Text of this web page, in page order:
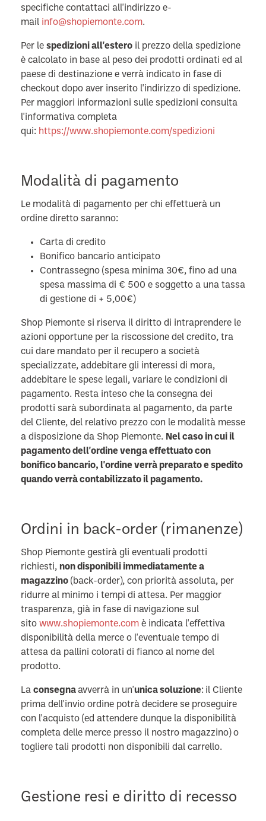
specifiche contattaci all'indirizzo e-
mail info@shopiemonte.com.
Per le spedizioni all'estero il prezzo della spedizione
è calcolato in base al peso dei prodotti ordinati ed al
paese di destinazione e verrà indicato in fase di
checkout dopo aver inserito l'indirizzo di spedizione.
Per maggiori informazioni sulle spedizioni consulta
l'informativa completa
qui: https://www.shopiemonte.com/spedizioni
Modalità di pagamento
Le modalità di pagamento per chi effettuerà un
ordine diretto saranno:
Carta di credito
Bonifico bancario anticipato
Contrassegno (spesa minima 30€, fino ad una
spesa massima di € 500 e soggetto a una tassa
di gestione di + 5,00€)
Shop Piemonte si riserva il diritto di intraprendere le
azioni opportune per la riscossione del credito, tra
cui dare mandato per il recupero a società
specializzate, addebitare gli interessi di mora,
addebitare le spese legali, variare le condizioni di
pagamento. Resta inteso che la consegna dei
prodotti sarà subordinata al pagamento, da parte
del Cliente, del relativo prezzo con le modalità messe
a disposizione da Shop Piemonte. Nel caso in cui il
pagamento dell'ordine venga effettuato con
bonifico bancario, l'ordine verrà preparato e spedito
quando verrà contabilizzato il pagamento.
Ordini in back-order (rimanenze)
Shop Piemonte gestirà gli eventuali prodotti
richiesti, non disponibili immediatamente a
magazzino (back-order), con priorità assoluta, per
ridurre al minimo i tempi di attesa. Per maggior
trasparenza, già in fase di navigazione sul
sito www.shopiemonte.com è indicata l'effettiva
disponibilità della merce o l'eventuale tempo di
attesa da pallini colorati di fianco al nome del
prodotto.
La consegnaavverrà in un'unica soluzione: il Cliente
prima dell'invio ordine potrà decidere se proseguire
con l'acquisto (ed attendere dunque la disponibilità
completa delle merce presso il nostro magazzino) o
togliere tali prodotti non disponibili dal carrello.
Gestione resi e diritto di recesso